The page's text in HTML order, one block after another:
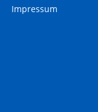
Impressum